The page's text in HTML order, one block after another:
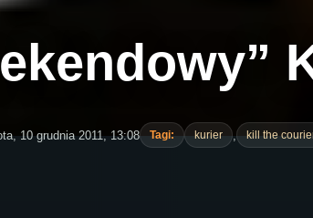
10 grudnia 2011, 13:08 Tagi: kurier , kill the